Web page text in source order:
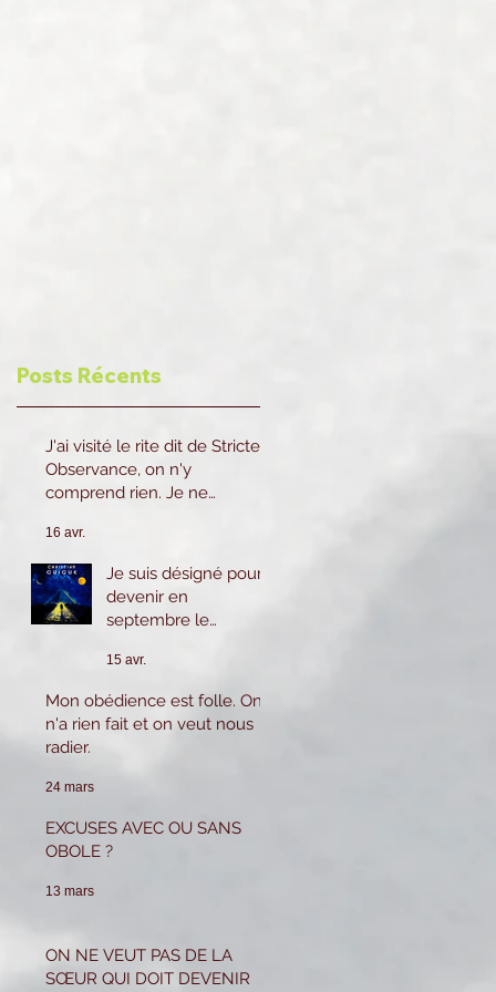
Posts Récents
J'ai visité le rite dit de Stricte
Observance, on n'y
comprend rien. Je ne
16 avr.
Je suis désigné pour
devenir en
septembre le
Surveillant cela
m'inquiète beaucoup
car je n'ai pas le
savoir ni l'expérience
15 avr.
Mon obédience est folle. On
n'a rien fait et on veut nous
radier.
24 mars
EXCUSES AVEC OU SANS
OBOLE ?
13 mars
ON NE VEUT PAS DE LA
SŒUR QUI DOIT DEVENIR